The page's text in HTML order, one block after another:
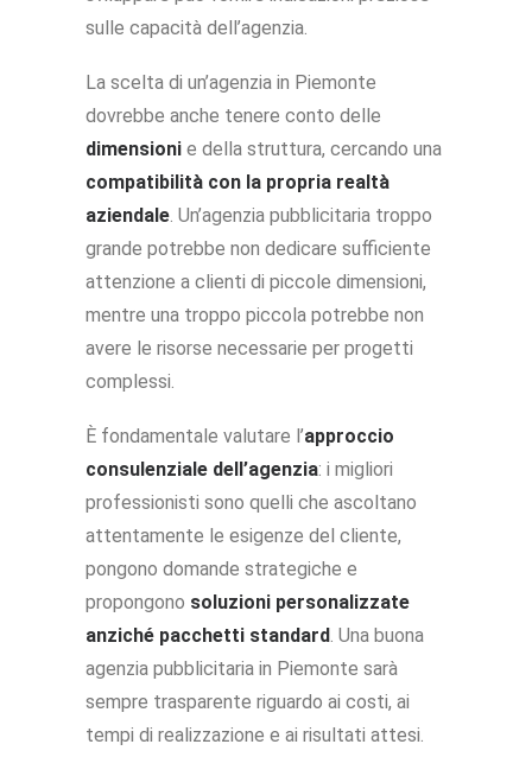
sulle capacità dell’agenzia.
La scelta di un’agenzia in Piemonte
dovrebbe anche tenere conto delle
dimensioni e della struttura, cercando una
compatibilità con la propria realtà
aziendale. Un’agenzia pubblicitaria troppo
grande potrebbe non dedicare sufficiente
attenzione a clienti di piccole dimensioni,
mentre una troppo piccola potrebbe non
avere le risorse necessarie per progetti
complessi.
È fondamentale valutare l’approccio
consulenziale dell’agenzia: i migliori
professionisti sono quelli che ascoltano
attentamente le esigenze del cliente,
pongono domande strategiche e
propongono soluzioni personalizzate
anziché pacchetti standard. Una buona
agenzia pubblicitaria in Piemonte sarà
sempre trasparente riguardo ai costi, ai
tempi di realizzazione e ai risultati attesi.